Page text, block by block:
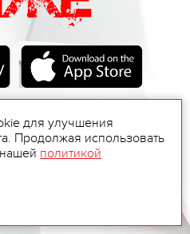
для улучшения
Продолжая использовать
политикой